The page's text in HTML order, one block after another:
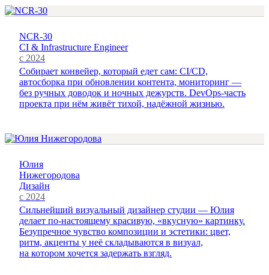
NCR-30
CI & Infrastructure Engineer
с 2024
Собирает конвейер, который едет сам: CI/CD,
автосборка при обновлении контента, мониторинг —
без ручных доводок и ночных дежурств. DevOps-часть
проекта при нём живёт тихой, надёжной жизнью.
Юлия
Нижегородова
Дизайн
с 2024
Сильнейший визуальный дизайнер студии — Юлия
делает по-настоящему красивую, «вкусную» картинку.
Безупречное чувство композиции и эстетики: цвет,
ритм, акценты у неё складываются в визуал,
на котором хочется задержать взгляд.